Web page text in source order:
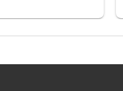
к клиенту после